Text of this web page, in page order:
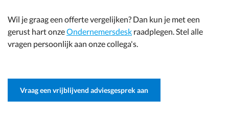
Wil je graag een offerte vergelijken? Dan kun je met een
gerust hart onzeOndernemersdesk raadplegen. Stel alle
vragen persoonlijk aan onze collega's.
Vraag een vrijblijvend adviesgesprek aan